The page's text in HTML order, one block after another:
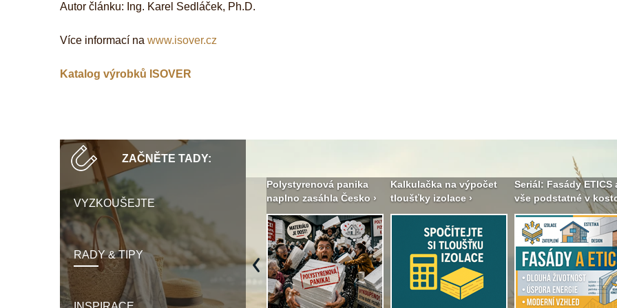
Autor článku: Ing. Karel Sedláček, Ph.D.
Více informací na www.isover.cz
Katalog výrobků ISOVER
ZAČNĚTE TADY:
VYZKOUŠEJTE
RADY & TIPY
Není polystyren? My ho
seženeme! ›
podkroví a vše o něm ›
Polystyrenová panika
naplno zasáhla Česko ›
Kalkulačka na výpočet
tloušťky izolace ›
Seriál: Fasády ETICS
vše podstatné v
Previous